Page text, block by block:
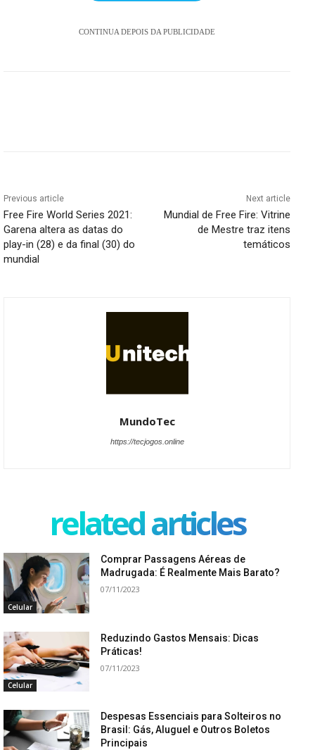
CONTINUA DEPOIS DA PUBLICIDADE
Previous article
Free Fire World Series 2021:
Garena altera as datas do
play-in (28) e da final (30) do
mundial
Next article
Mundial de Free Fire: Vitrine
de Mestre traz itens
temáticos
MundoTec
https://tecjogos.online
related articles
Celular
Comprar Passagens Aéreas de
Madrugada: É Realmente Mais Barato?
07/11/2023
Celular
Reduzindo Gastos Mensais: Dicas
Práticas!
07/11/2023
Despesas Essenciais para Solteiros no
Brasil: Gás, Aluguel e Outros Boletos
Principais